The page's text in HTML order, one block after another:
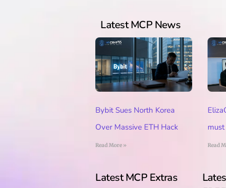
Latest MCP News
Bybit Sues North Korea
Over Massive ETH Hack
Read More » Read
Latest MCP Extras